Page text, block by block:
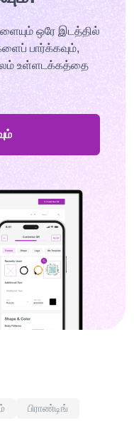
ஒரே இடத்தில்
பார்க்கவும்,
உள்ளடக்கத்தை
பிராண்டிங்